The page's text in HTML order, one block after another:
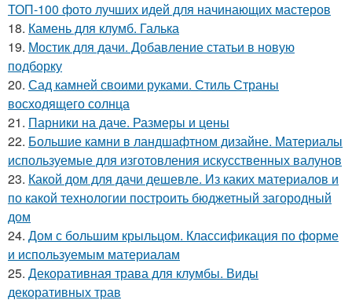
ТОП-100 фото лучших идей для начинающих мастеров
18. Камень для клумб. Галька
19. Мостик для дачи. Добавление статьи в новую
подборку
20. Сад камней своими руками. Стиль Страны
восходящего солнца
21. Парники на даче. Размеры и цены
22. Большие камни в ландшафтном дизайне. Материалы
используемые для изготовления искусственных валунов
23. Какой дом для дачи дешевле. Из каких материалов и
по какой технологии построить бюджетный загородный
дом
24. Дом с большим крыльцом. Классификация по форме
и используемым материалам
25. Декоративная трава для клумбы. Виды
декоративных трав